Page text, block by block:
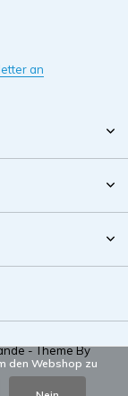
an
- Theme By
den Webshop zu